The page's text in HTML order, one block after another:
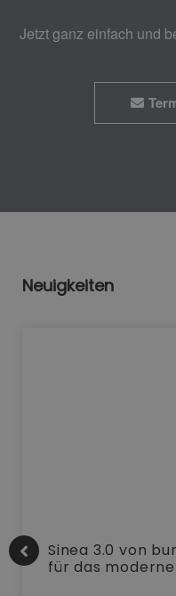
Jetzt ganz einfach und
Neuigkeiten
Sinea 3.0 von
für das moderne